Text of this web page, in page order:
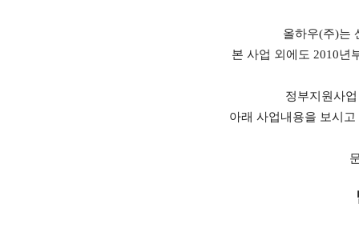
올하우(주)는
본 사업 외에도 2010년
정부지원사
아래 사업내용을 보시